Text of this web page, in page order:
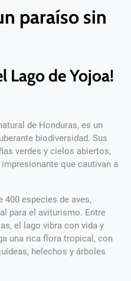
paraíso sin
Lago de Yojoa!
de Honduras, es un
biodiversidad. Sus
verdes y cielos abiertos,
que cautivan a
400 especies de aves,
para el aviturismo. Entre
el lago vibra con vida y
una rica flora tropical, con
helechos y árboles